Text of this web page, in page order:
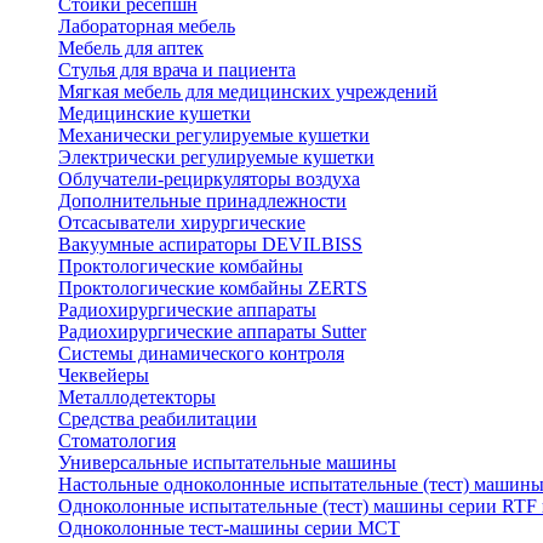
Стойки ресепшн
Лабораторная мебель
Мебель для аптек
Стулья для врача и пациента
Мягкая мебель для медицинских учреждений
Медицинские кушетки
Механически регулируемые кушетки
Электрически регулируемые кушетки
Облучатели-рециркуляторы воздуха
Дополнительные принадлежности
Отсасыватели хирургические
Вакуумные аспираторы DEVILBISS
Проктологические комбайны
Проктологические комбайны ZERTS
Радиохирургические аппараты
Радиохирургические аппараты Sutter
Системы динамического контроля
Чеквейеры
Металлодетекторы
Средства реабилитации
Стоматология
Универсальные испытательные машины
Настольные одноколонные испытательные (тест)
Одноколонные испытательные (тест) машины серии RTF
Одноколонные тест-машины серии MCT